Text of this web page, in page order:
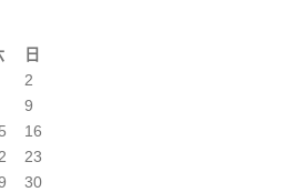
日
2
9
16
23
30